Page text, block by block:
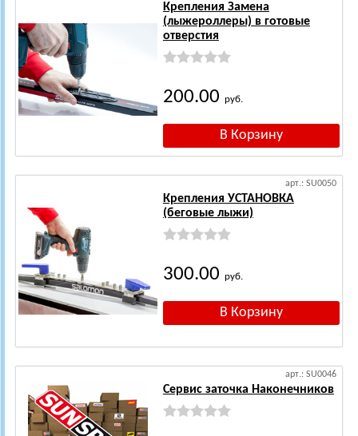
Крепления Замена
(лыжероллеры) в готовые
отверстия
200.00 руб.
арт.: SU0050
Крепления УСТАНОВКА
(беговые лыжи)
300.00 руб.
арт.: SU0046
Сервис заточка Наконечников